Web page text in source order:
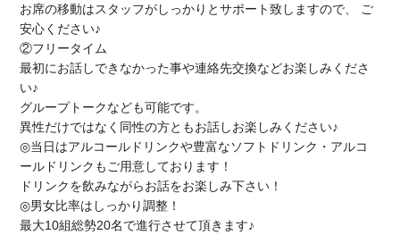
お席の移動はスタッフがしっかりとサポート致しますので、 ご
安心ください♪
②フリータイム
最初にお話しできなかった事や連絡先交換などお楽しみくださ
い♪
グループトークなども可能です。
異性だけではなく同性の方ともお話しお楽しみください♪
◎当日はアルコールドリンクや豊富なソフトドリンク・アルコ
ールドリンクもご用意しております！
ドリンクを飲みながらお話をお楽しみ下さい！
◎男女比率はしっかり調整！
最大10組総勢20名で進行させて頂きます♪